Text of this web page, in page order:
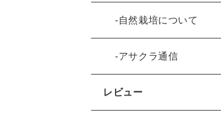
自然栽培について
アサクラ通信
レビュー